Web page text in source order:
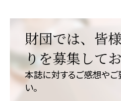
財団では、皆
りを募集してお
本誌に対するご感想やご
い。